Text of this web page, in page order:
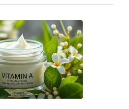
zabiegu mają znaczenie dla